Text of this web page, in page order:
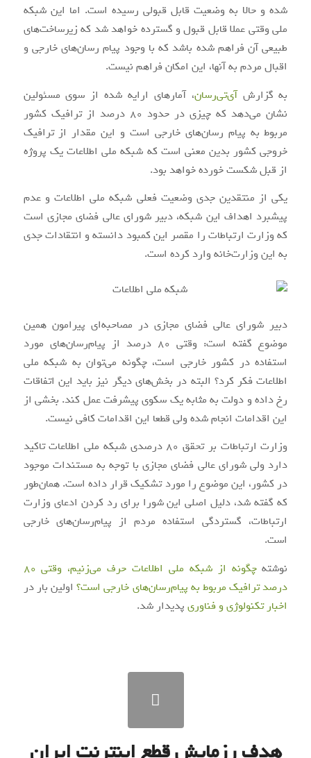
شده و حالا به وضعیت قابل قبولی رسیده است. اما این شبکه
ملی وقتی عملا قابل قبول و گسترده خواهد شد که زیرساخت‌های
طبیعی آن فراهم شده باشد که با وجود پیام رسان‌های خارجی و
اقبال مردم به آنها، این امکان فراهم نیست.
به گزارشآی‌تی‌رسان، آمارهای ارایه شده از سوی مسئولین
نشان می‌دهد که چیزی در حدود 80 درصد از ترافیک کشور
مربوط به پیام رسان‌های خارجی است و این مقدار از ترافیک
خروجی کشور بدین معنی است که شبکه ملی اطلاعات یک پروژه
از قبل شکست خورده خواهد بود.
یکی از منتقدین جدی وضعیت فعلی شبکه ملی اطلاعات و عدم
پیشبرد اهداف این شبکه، دبیر شورای عالی فضای مجازی است
که وزارت ارتباطات را مقصر این کمبود دانسته و انتقادات جدی
به این وزارت‌خانه وارد کرده است.
دبیر شورای عالی فضای مجازی در مصاحبه‌ای پیرامون همین
موضوع گفته است: وقتی 80 درصد از پیام‌رسان‌های مورد
استفاده در کشور خارجی است، چگونه می‌توان به شبکه ملی
اطلاعات فکر کرد؟ البته در بخش‌های دیگر نیز باید این اتفاقات
رخ داده و دولت به مثابه یک سکوی پیشرفت عمل کند. بخشی از
این اقدامات انجام شده ولی قطعا این اقدامات کافی نیست.
وزارت ارتباطات بر تحقق 80 درصدی شبکه ملی اطلاعات تاکید
دارد ولی شورای عالی فضای مجازی با توجه به مستندات موجود
در کشور، این موضوع را مورد تشکیک قرار داده است. همان‌طور
که گفته شد، دلیل اصلی این شورا برای رد کردن ادعای وزارت
ارتباطات، گستردگی استفاده مردم از پیام‌رسان‌های خارجی
است.
نوشته
چگونه از شبکه ملی اطلاعات حرف می‌زنیم، وقتی 80
درصد ترافیک مربوط به پیام‌رسان‌های خارجی است؟اولین بار در
اخبار تکنولوژی و فناوریپدیدار شد.
هدف رزمایش قطع اینترنت ایران